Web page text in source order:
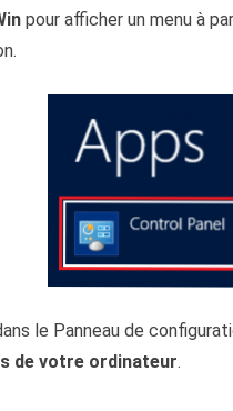
pour afficher un menu à
le Panneau de
de votre ordinateur.